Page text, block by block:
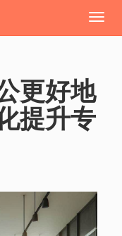
切
更好地
提升专